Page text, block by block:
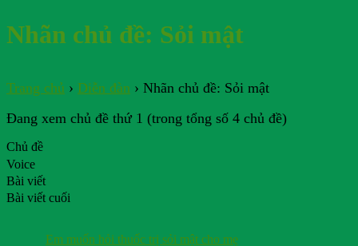
Nhãn chủ đề: Sỏi mật
Trang chủ › Diễn đàn › Nhãn chủ đề: Sỏi mật
Đang xem chủ đề thứ 1 (trong tổng số 4 chủ đề)
Chủ đề
Voice
Bài viết
Bài viết cuối
Em muốn hỏi thuốc trị sỏi mật cho mẹ